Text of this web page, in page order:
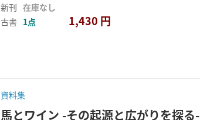
新刊 在庫なし
古書 1点 1,430 円
資料集
馬とワイン -その起源と広がりを探る-